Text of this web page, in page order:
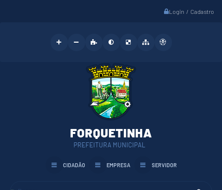
Login / Cadastro
CIDADÃO EMPRESA SERVIDOR